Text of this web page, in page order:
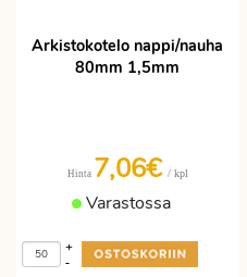
Arkistokotelo nappi/nauha
80mm 1,5mm
Hinta 7,06€ / kpl
Varastossa
-
+